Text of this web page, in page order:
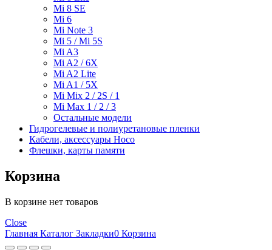
Mi 8 SE
Mi 6
Mi Note 3
Mi 5 / Mi 5S
Mi A3
Mi A2 / 6X
Mi A2 Lite
Mi A1 / 5X
Mi Mix 2 / 2S / 1
Mi Max 1 / 2 / 3
Остальные модели
Гидрогелевые и полиуретановые пленки
Кабели, аксессуары Hoco
Флешки, карты памяти
Корзина
В корзине нет товаров
Close
Главная Каталог Закладки0 Корзина